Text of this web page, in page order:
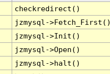
checkredirect()
jzmysql-
jzmysql->Init()
jzmysql->Open()
jzmysql->halt()